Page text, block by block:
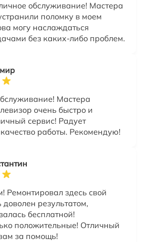
обслуживание! Мастера
поломку в моем
могу наслаждаться
без каких-либо проблем.
Мастера
очень быстро и
сервис! Радует
работы. Рекомендую!
Ремонтировал здесь свой
результатом,
бесплатной!
положительные! Отличный
за помощь!